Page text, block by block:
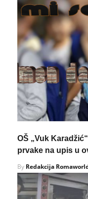
OŠ „Vuk
prvake na upis u
By Redakcija